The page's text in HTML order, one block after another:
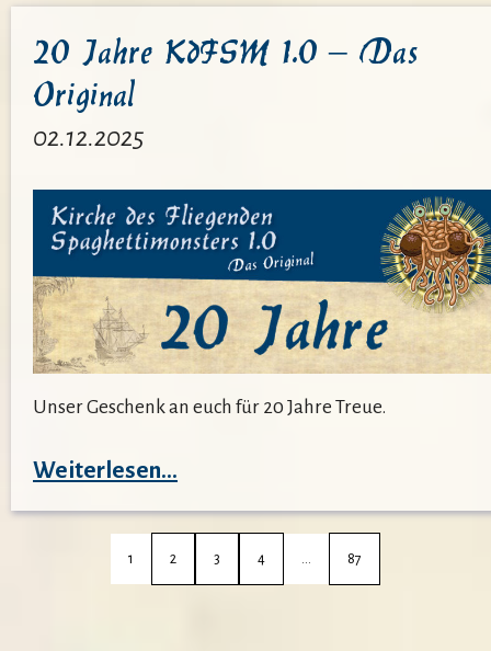
Woche
Feste
20 Jahre KdFSM 1.0 – Das
Original
02.12.2025
Unser Geschenk an euch für 20 Jahre Treue.
Weiterlesen…
20
Jahre
1 2 3 4 87